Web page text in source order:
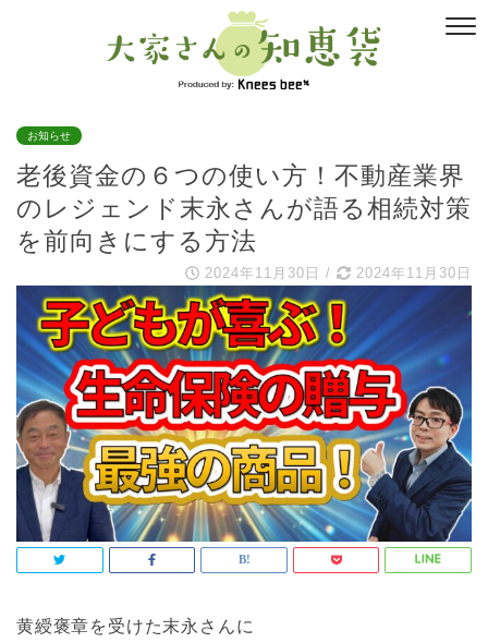
お知らせ
老後資金の６つの使い方！不動産業界
のレジェンド末永さんが語る相続対策
を前向きにする方法
2024年11月30日 / 2024年11月30日
黄綬褒章を受けた末永さんに